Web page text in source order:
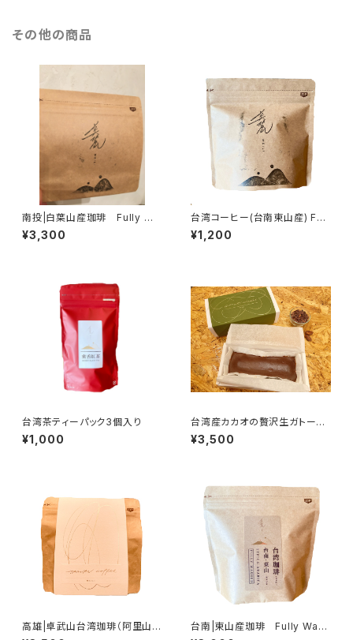
その他の商品
南投|白葉山産珈琲 Fully Wa
shed 80g
¥3,300
台湾コーヒー(台南東山産) Full
y Washed ドリップパック2個
入
¥1,200
台湾茶ティーパック3個入り
¥1,000
台湾産カカオの贅沢生ガトーシ
ョコラ
¥3,500
高雄|卓武山台湾珈琲（阿里山山
台南|東山産珈琲 Fully Wash